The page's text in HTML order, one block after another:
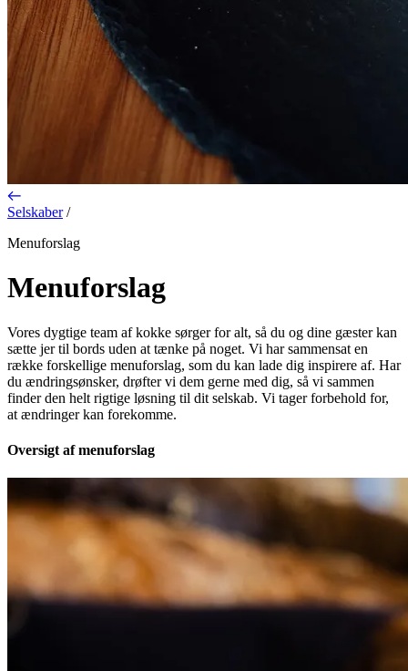
Selskaber /
Menuforslag
Menuforslag
Vores dygtige team af kokke sørger for alt, så du og dine gæster kan
sætte jer til bords uden at tænke på noget. Vi har sammensat en
række forskellige menuforslag, som du kan lade dig inspirere af. Har
du ændringsønsker, drøfter vi dem gerne med dig, så vi sammen
finder den helt rigtige løsning til dit selskab. Vi tager forbehold for,
at ændringer kan forekomme.
Oversigt af menuforslag